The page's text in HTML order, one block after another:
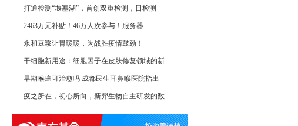
打通检测“堰塞湖”，首创双重检测，日检测
2463万元补贴！46万人次参与！服务器
永和豆浆让胃暖暖，为战胜疫情鼓劲！
干细胞新用途：细胞因子在皮肤修复领域的新
早期喉癌可治愈吗 成都民生耳鼻喉医院指出
疫之所在，初心所向，新羿生物自主研发的数